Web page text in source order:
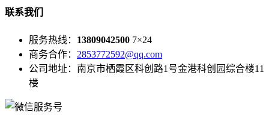
联系我们
服务热线： 13809042500 7×24
商务合作： 2853772592@qq.com
公司地址：南京市栖霞区科创路1号金港科创园综合楼11
楼